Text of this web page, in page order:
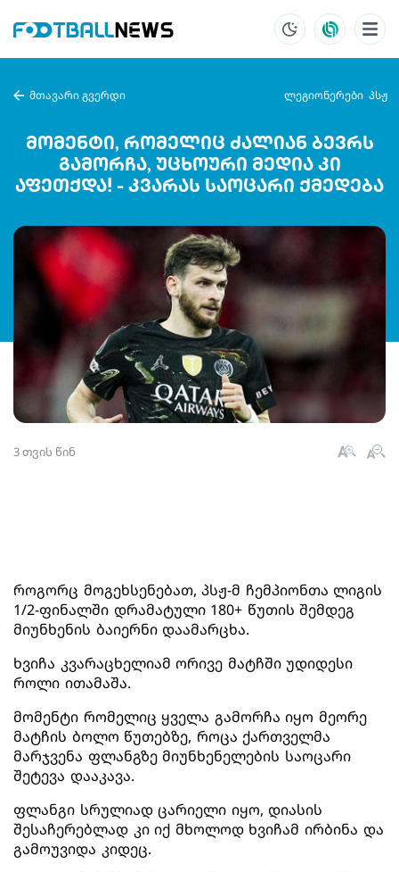
მთავარი გვერდი ლეგიონერები პსჟ
მომენტი, რომელიც ძალიან ბევრს
გამორჩა, უცხოური მედია კი
აფეთქდა! - კვარას საოცარი ქმედება
3 თვის წინ
როგორც მოგეხსენებათ, პსჟ-მ ჩემპიონთა ლიგის
1/2-ფინალში დრამატული 180+ წუთის შემდეგ
მიუნხენის ბაიერნი დაამარცხა.
ხვიჩა კვარაცხელიამ ორივე მატჩში უდიდესი
როლი ითამაშა.
მომენტი რომელიც ყველა გამორჩა იყო მეორე
მატჩის ბოლო წუთებზე, როცა ქართველმა
მარჯვენა ფლანგზე მიუნხენელების საოცარი
შეტევა დააკავა.
ფლანგი სრულიად ცარიელი იყო, დიასის
შესაჩერებლად კი იქ მხოლოდ ხვიჩამ ირბინა და
გამოუვიდა კიდეც.